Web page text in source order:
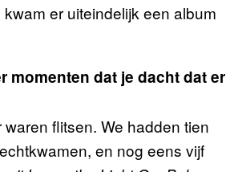
er uiteindelijk een album
momenten dat je dacht dat er
flitsen. We hadden tien
en nog eens vijf